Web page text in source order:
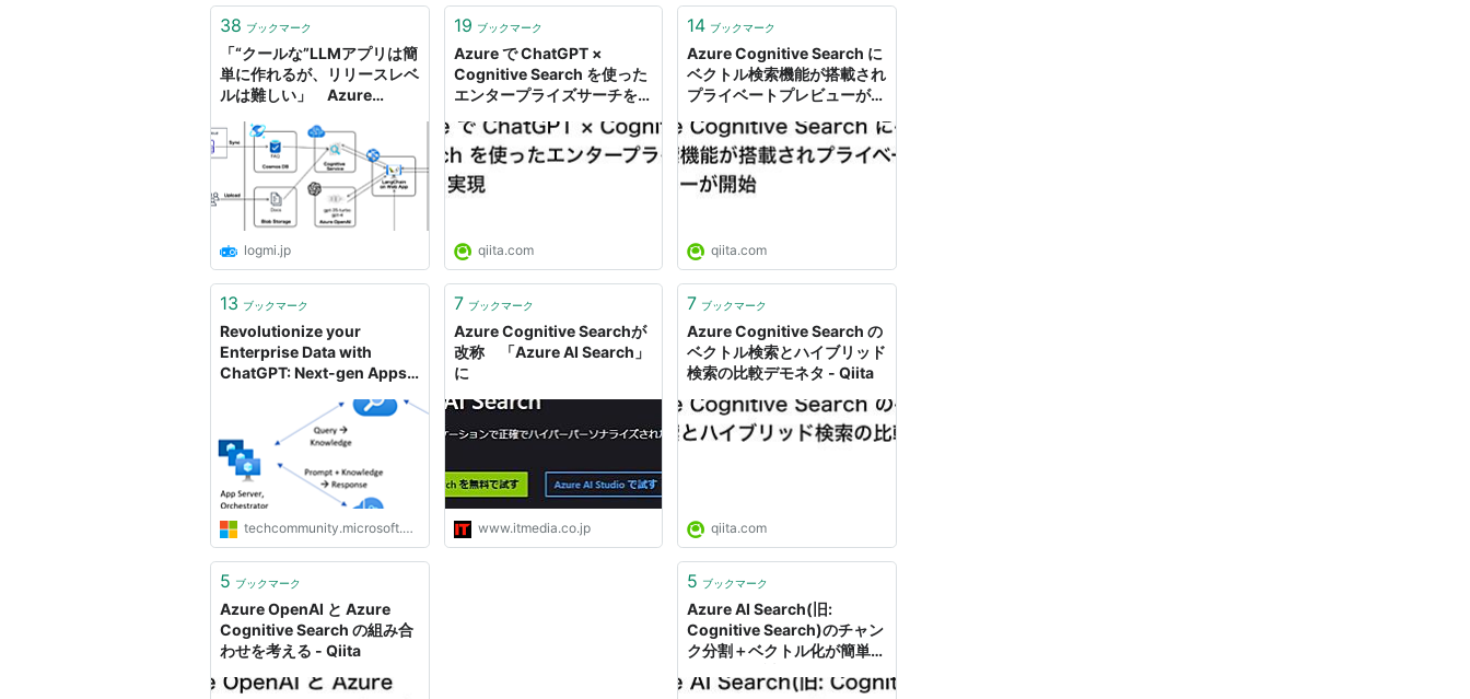
38 ブックマーク
「“クールな”LLMアプリは簡
単に作れるが、リリースレベ
ルは難しい」 Azure
Searchを使ったチャット機
能開発 | ログミーBusiness
logmi.jp
19 ブックマーク
Azure で ChatGPT ×
Cognitive Search を使った
エンタープライズサーチを実
qiita.com
14 ブックマーク
Azure Cognitive Search に
ベクトル検索機能が搭載され
プライベートプレビューが開
qiita.com
13 ブックマーク
Revolutionize your
Enterprise Data with
ChatGPT: Next-gen Apps
Cognitive Search |
Microsoft Community Hub
techcommunity.microsoft.com
7 ブックマーク
Azure Cognitive Searchが
改称 「Azure AI Search」
に
www.itmedia.co.jp
7 ブックマーク
Azure Cognitive Search の
ベクトル検索とハイブリッド
検索の比較デモネタ - Qiita
qiita.com
5 ブックマーク
Azure OpenAI と Azure
Cognitive Search の組み合
わせを考える - Qiita
5 ブックマーク
Azure AI Search(旧:
Cognitive Search)のチャン
ク分割＋ベクトル化が簡単に
Qiita